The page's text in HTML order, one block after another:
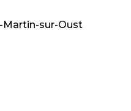
Martin-sur-Oust